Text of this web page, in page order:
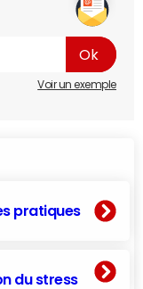
Voir un exemple
pratiques
du stress